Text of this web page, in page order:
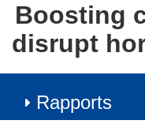
Boosting
disrupt
Rapports